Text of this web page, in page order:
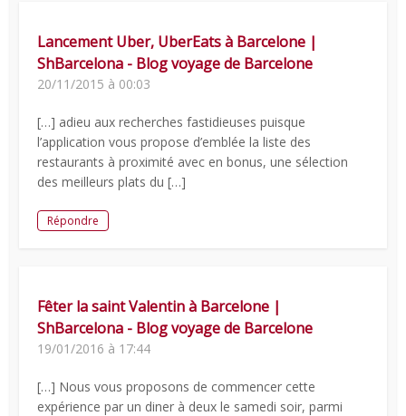
Lancement Uber, UberEats à Barcelone |
ShBarcelona - Blog voyage de Barcelone
20/11/2015 à 00:03
[…] adieu aux recherches fastidieuses puisque
l’application vous propose d’emblée la liste des
restaurants à proximité avec en bonus, une sélection
des meilleurs plats du […]
Répondre
Fêter la saint Valentin à Barcelone |
ShBarcelona - Blog voyage de Barcelone
19/01/2016 à 17:44
[…] Nous vous proposons de commencer cette
expérience par un diner à deux le samedi soir, parmi